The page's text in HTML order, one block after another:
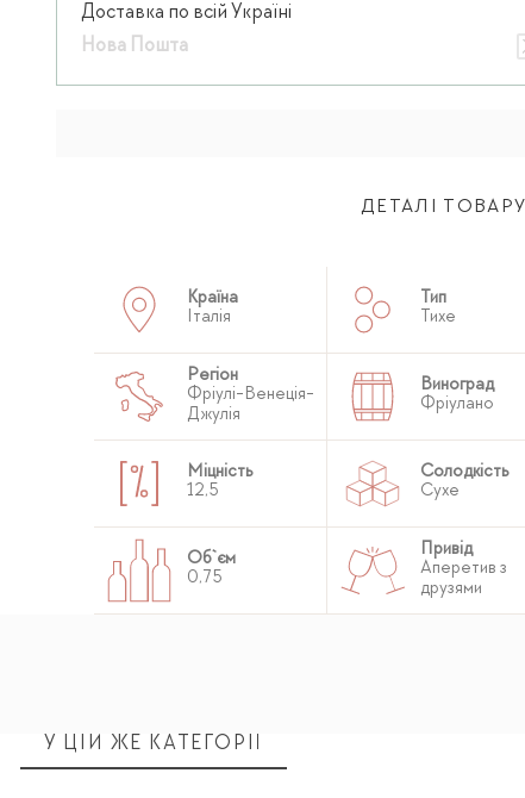
Доставка по всій Україні
Нова Пошта
ДЕТАЛІ ТОВАРУ
Країна
Італія
Тип
Тихе
Регіон
Фріулі-Венеція-
Джулія
Виноград
Фріулано
Міцність
12,5
Солодкість
Сухе
Об`єм
0,75
Привід
Аперетив з
друзями
У ЦІЙ ЖЕ КАТЕГОРІЇ